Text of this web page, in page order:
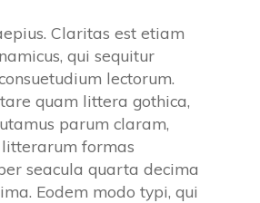
Claritas est etiam
qui sequitur
lectorum.
quam littera gothica,
parum claram,
formas
seacula quarta decima
Eodem modo typi, qui